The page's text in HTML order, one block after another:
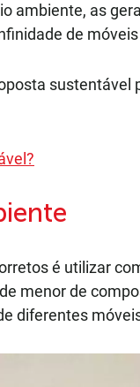
ambiente, as
de
é utilizar
menor de
diferentes